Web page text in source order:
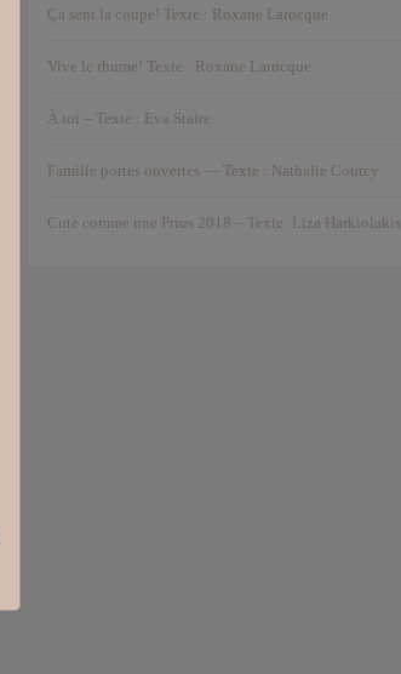
Ça sent la coupe! Texte : Roxane Larocque
Vive le rhume! Texte : Roxane Larocque
À toi – Texte : Eva Staire
Famille portes ouvertes — Texte : Nathalie Courcy
Cute comme une Prius 2018 – Texte: Liza Harkiolakis